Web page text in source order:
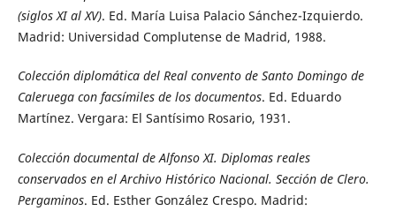
(siglos XI al XV). Ed. María Luisa Palacio Sánchez-Izquierdo.
Madrid: Universidad Complutense de Madrid, 1988.
Colección diplomática del Real convento de Santo Domingo de
Caleruega con facsímiles de los documentos. Ed. Eduardo
Martínez. Vergara: El Santísimo Rosario, 1931.
Colección documental de Alfonso XI. Diplomas reales
conservados en el Archivo Histórico Nacional. Sección de Clero.
Pergaminos. Ed. Esther González Crespo. Madrid: